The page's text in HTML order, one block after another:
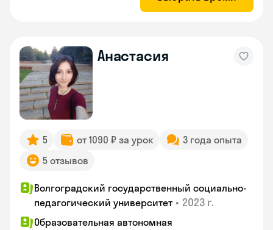
Анастасия
5 от 1090 ₽ за урок
3 года опыта
5 отзывов
Волгоградский государственный социально-
педагогический университет • 2023 г.
Образовательная автономная